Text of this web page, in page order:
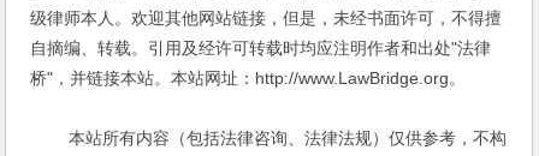
级律师本人。欢迎其他网站链接，但是，未经书面许可，不得擅
自摘编、转载。引用及经许可转载时均应注明作者和出处"法律
桥"，并链接本站。本站网址：http://www.LawBridge.org。
本站所有内容（包括法律咨询、法律法规）仅供参考，不构